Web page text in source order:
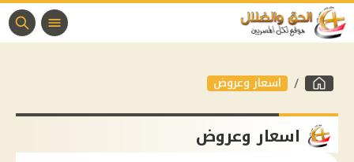
اسعار وعروض
اسعار وعروض